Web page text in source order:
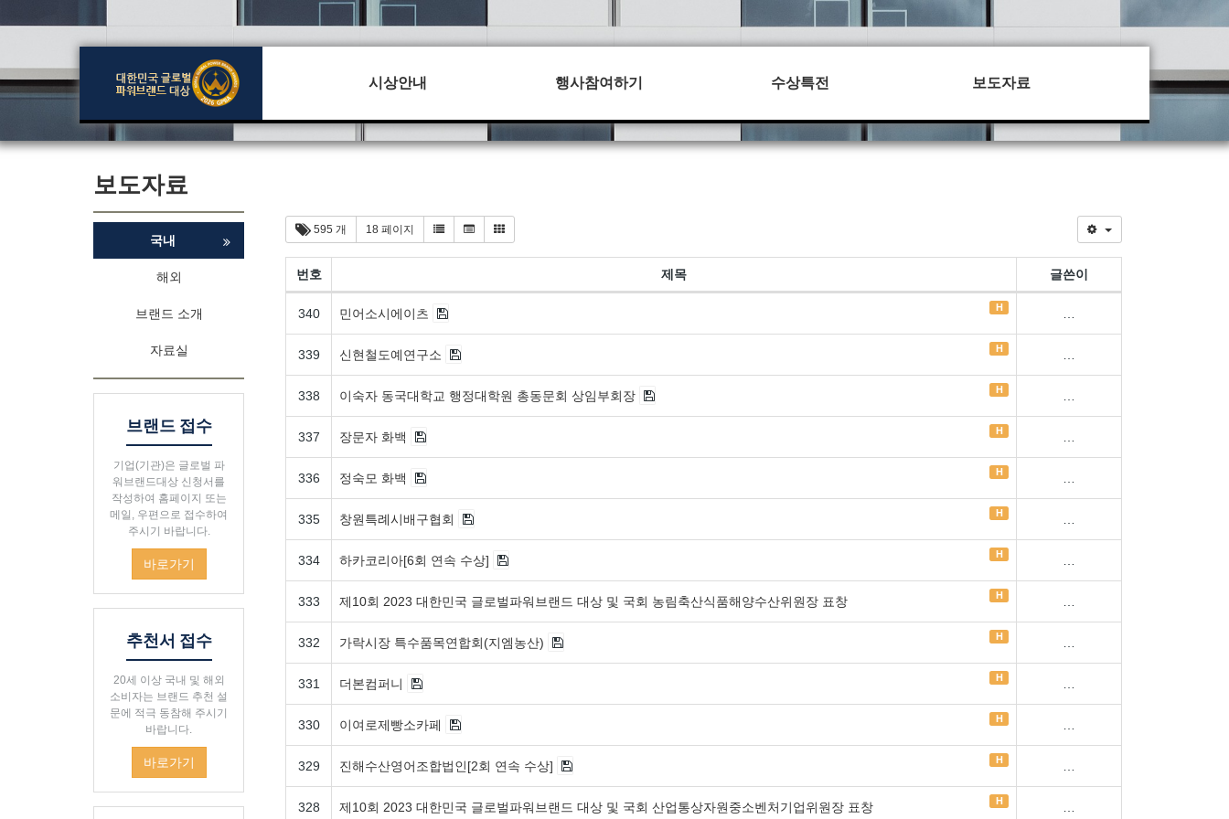
시상안내 행사참여하기 수상특전 보도자료
보도자료
국내
해외
브랜드 소개
자료실
브랜드 접수
기업(기관)은 글로벌 파
워브랜드대상 신청서를
작성하여 홈페이지 또는
메일, 우편으로 접수하여
주시기 바랍니다.
바로가기
추천서 접수
20세 이상 국내 및 해외
소비자는 브랜드 추천 설
문에 적극 동참해 주시기
바랍니다.
바로가기
595 개 18 페이지
번호 제목 글쓴이
340 민어소시에이츠 H
339 신현철도예연구소 H
338 이숙자 동국대학교 행정대학원 총동문회 상임부회장 H
337 장문자 화백 H
336 정숙모 화백 H
335 창원특례시배구협회 H
334 하카코리아[6회 연속 수상] H
333 제10회 2023 대한민국 글로벌파워브랜드 대상 및 국회 농림축산식품해양수산위원장 표창 H
332 가락시장 특수품목연합회(지엠농산) H
331 더본컴퍼니 H
330 이여로제빵소카페 H
329 진해수산영어조합법인[2회 연속 수상] H
328 제10회 2023 대한민국 글로벌파워브랜드 대상 및 국회 산업통상자원중소벤처기업위원장 표창 H